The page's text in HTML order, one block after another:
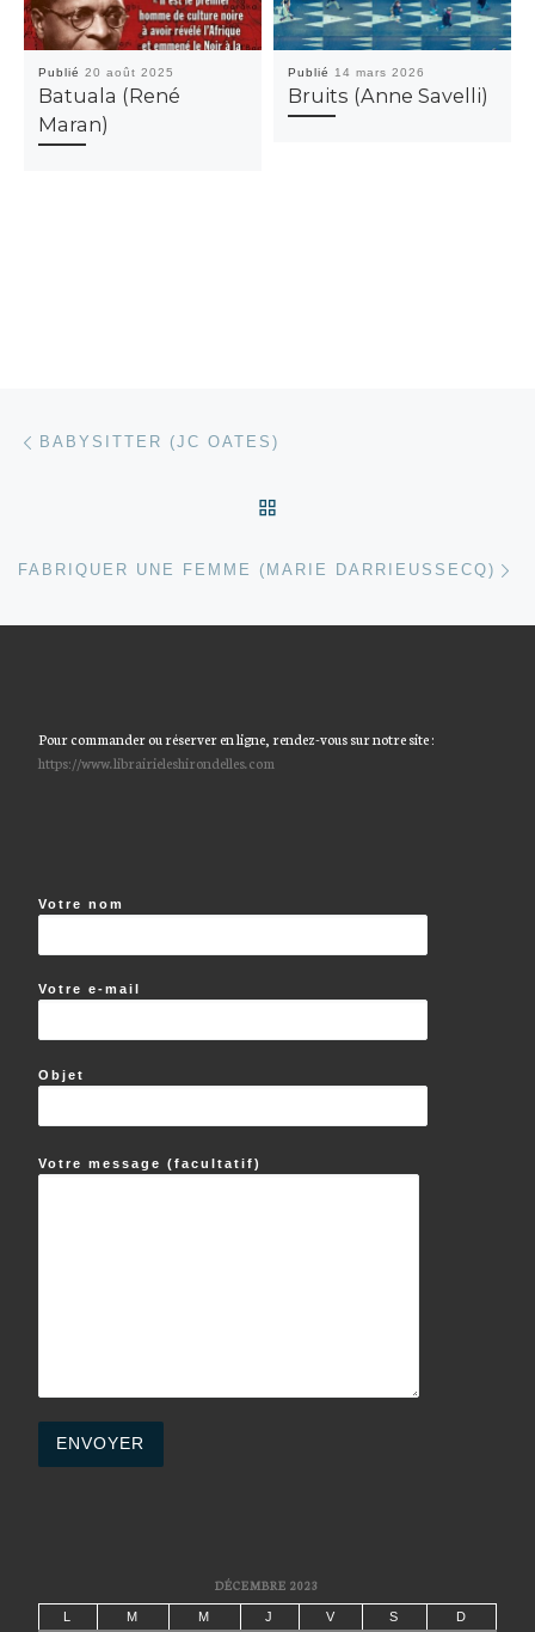
Publié 20 août 2025
Batuala (René
Maran)
Publié 14 mars 2026
Bruits (Anne Savelli)
Parcourir les articles
BABYSITTER (JC OATES)
FABRIQUER UNE FEMME (MARIE DARRIEUSSECQ)
Pour commander ou réserver en ligne, rendez-vous sur notre site :
https://www.librairieleshirondelles.com
Votre nom
Votre e-mail
Objet
Votre message (facultatif)
DÉCEMBRE 2023
M M J V S D